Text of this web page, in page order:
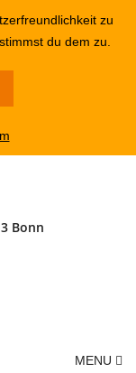
Bonn
MENU
zu
du dem zu.